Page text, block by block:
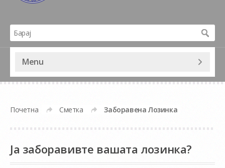
Menu
Почетна » Сметка » Заборавена Лозинка
Ја заборавивте вашата лозинка?